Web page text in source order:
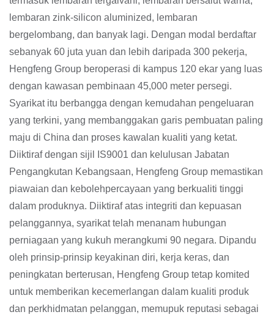
lembaran zink-silicon aluminized, lembaran
bergelombang, dan banyak lagi. Dengan modal berdaftar
sebanyak 60 juta yuan dan lebih daripada 300 pekerja,
Hengfeng Group beroperasi di kampus 120 ekar yang luas
dengan kawasan pembinaan 45,000 meter persegi.
Syarikat itu berbangga dengan kemudahan pengeluaran
yang terkini, yang membanggakan garis pembuatan paling
maju di China dan proses kawalan kualiti yang ketat.
Diiktiraf dengan sijil IS9001 dan kelulusan Jabatan
Pengangkutan Kebangsaan, Hengfeng Group memastikan
piawaian dan kebolehpercayaan yang berkualiti tinggi
dalam produknya. Diiktiraf atas integriti dan kepuasan
pelanggannya, syarikat telah menanam hubungan
perniagaan yang kukuh merangkumi 90 negara. Dipandu
oleh prinsip-prinsip keyakinan diri, kerja keras, dan
peningkatan berterusan, Hengfeng Group tetap komited
untuk memberikan kecemerlangan dalam kualiti produk
dan perkhidmatan pelanggan, memupuk reputasi sebagai